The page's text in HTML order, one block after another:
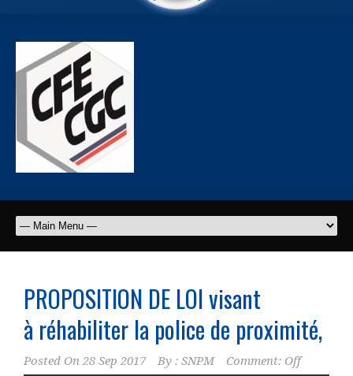
PROPOSITION DE LOI visant
à réhabiliter la police de proximité,
Posted On 28 Sep 2017 By : SNPM Comment: Off